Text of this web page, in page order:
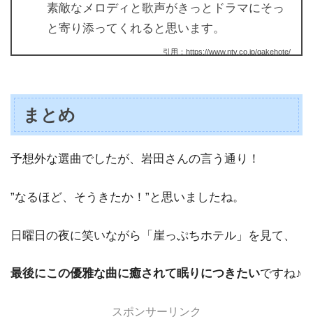
素敵なメロディと歌声がきっとドラマにそっ
と寄り添ってくれると思います。
引用：https://www.ntv.co.jp/gakehote/
まとめ
予想外な選曲でしたが、岩田さんの言う通り！
”なるほど、そうきたか！”と思いましたね。
日曜日の夜に笑いながら「崖っぷちホテル」を見て、
最後にこの優雅な曲に癒されて眠りにつきたいですね♪
スポンサーリンク